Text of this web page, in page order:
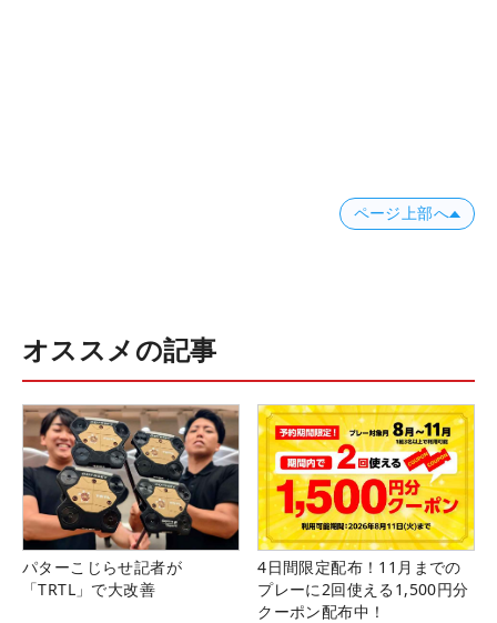
します）は外部からの受信許可設定を必ず行ってく
が相次いでいますのでとくにご注意ください。
の当選・落選に関わらず、ALBA Netからメールマガ
ジンほか、各種お知らせが届きます旨、予めご了承
ください。
5）当選後の権利の譲渡はお受けできません。
6）撮影した写真、動画、氏名等を使用する権利は
ページ上部へ
オススメの記事
パターこじらせ記者が
「TRTL」で大改善
4日間限定配布！11月までの
プレーに2回使える1,500円分
クーポン配布中！